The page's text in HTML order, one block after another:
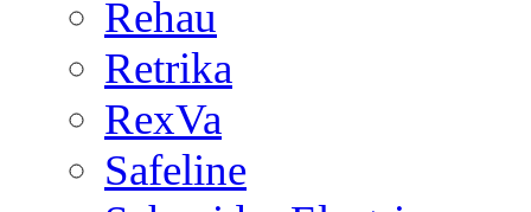
Rehau
Retrika
RexVa
Safeline